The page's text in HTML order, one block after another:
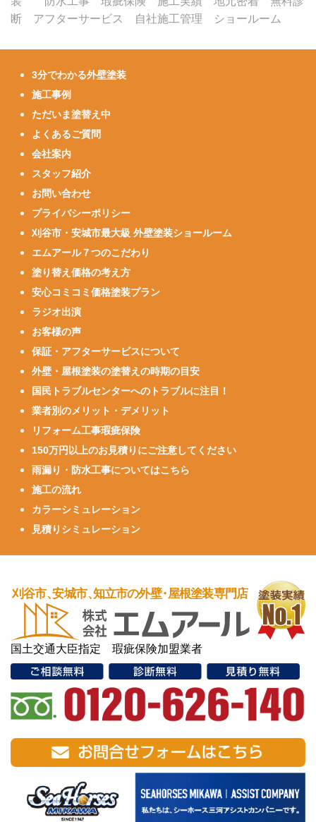
断 アフターサービス 自社施工管理 ショールーム
3分でわかる外壁塗装
施工事例
ただいま塗替え中
よくあるご質問
会社案内
スタッフ紹介
お問い合わせ
プライバシーポリシー
刈谷市・安城市最大級 外壁塗装ショールーム
エムアール７つのこだわり
塗り替え価格の考え方
安心コミコミ価格塗装プラン
ラジオ出演
お客様の声
保証・アフターサービスについて
外壁・屋根塗装の塗替えの時期の目安
国民トラブルセンターへのトラブルに注目！
業者別のメリット・デメリット
リフォーム工事瑕疵保険
150万円以上のお見積りにご注意してください
雨漏り・防水工事についてはこちら
施工の流れ
カラーシミュレーション
見積りシミュレーション
国土交通大臣指定 瑕疵保険加盟業者